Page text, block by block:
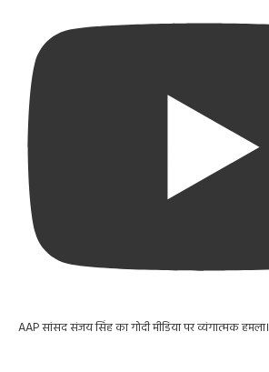
AAP सांसद संजय सिंह का गोदी मीडिया पर व्यंगात्मक हमला।